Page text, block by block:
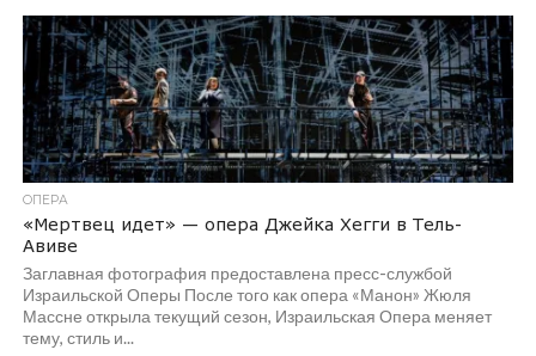
ОПЕРА
«Мертвец идет» — опера Джейка Хегги в Тель-
Авиве
Заглавная фотография предоставлена пресс-службой
Израильской Оперы После того как опера «Манон» Жюля
Массне открыла текущий сезон, Израильская Опера меняет
тему, стиль и...